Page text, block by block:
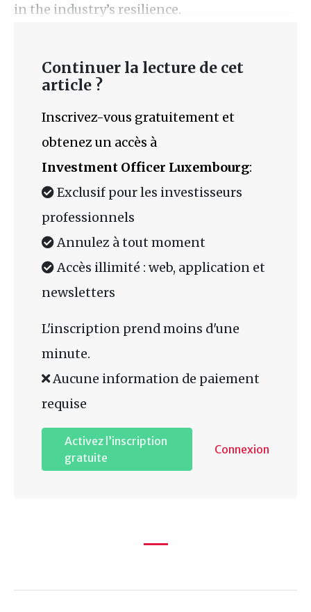
in the industry’s resilience.
Continuer la lecture de cet
article ?
Inscrivez-vous gratuitement et
obtenez un accès à
Investment Officer Luxembourg:
Exclusif pour les investisseurs
professionnels
Annulez à tout moment
Accès illimité : web, application et
newsletters
L'inscription prend moins d'une
minute.
Aucune information de paiement
requise
Activez l’inscription
gratuite
Connexion